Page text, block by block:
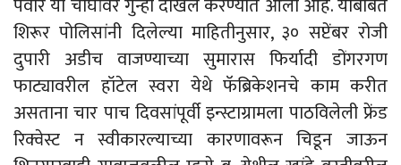
पवार या चौघांवर गुन्हा दाखल करण्यात आला आहे. याबाबत
शिरूर पोलिसांनी दिलेल्या माहितीनुसार, ३० सप्टेंबर रोजी
दुपारी अडीच वाजण्याच्या सुमारास फिर्यादी डोंगरगण
फाट्यावरील हॉटेल स्वरा येथे फॅब्रिकेशनचे काम करीत
असताना चार पाच दिवसांपूर्वी इन्स्टाग्रामला पाठविलेली फ्रेंड
रिक्वेस्ट न स्वीकारल्याच्या कारणावरून चिडून जाऊन